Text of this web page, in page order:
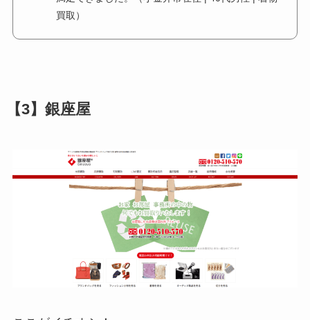
買取）
【3】銀座屋